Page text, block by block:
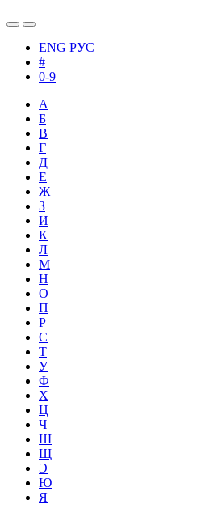
ENG РУС
#
0-9
А
Б
В
Г
Д
Е
Ж
З
И
К
Л
М
Н
О
П
Р
С
Т
У
Ф
Х
Ц
Ч
Ш
Щ
Э
Ю
Я